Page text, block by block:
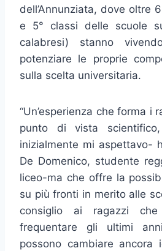
dell’Annunziata, dove oltre
e 5° classi delle scuole
calabresi) stanno
potenziare le proprie
sulla scelta universitaria.
“Un’esperienza che forma i
punto di vista
inizialmente mi aspettavo-
De Domenico, studente
liceo-ma che offre la
su più fronti in merito alle
consiglio ai ragazzi
frequentare gli ultimi
possono cambiare ancora